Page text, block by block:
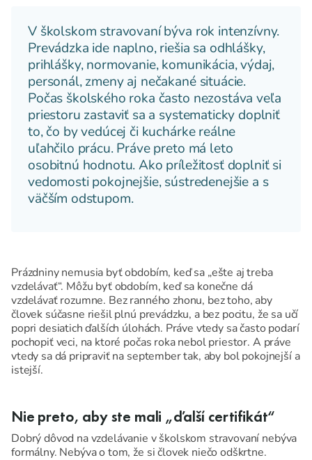
V školskom stravovaní býva rok intenzívny.
Prevádzka ide naplno, riešia sa odhlášky,
prihlášky, normovanie, komunikácia, výdaj,
personál, zmeny aj nečakané situácie.
Počas školského roka často nezostáva veľa
priestoru zastaviť sa a systematicky doplniť
to, čo by vedúcej či kuchárke reálne
uľahčilo prácu. Práve preto má leto
osobitnú hodnotu. Ako príležitosť doplniť si
vedomosti pokojnejšie, sústredenejšie a s
väčším odstupom.
Prázdniny nemusia byť obdobím, keď sa „ešte aj treba
vzdelávať“. Môžu byť obdobím, keď sa konečne dá
vzdelávať rozumne. Bez ranného zhonu, bez toho, aby
človek súčasne riešil plnú prevádzku, a bez pocitu, že sa učí
popri desiatich ďalších úlohách. Práve vtedy sa často podarí
pochopiť veci, na ktoré počas roka nebol priestor. A práve
vtedy sa dá pripraviť na september tak, aby bol pokojnejší a
istejší.
Nie preto, aby ste mali „ďalší certifikát“
Dobrý dôvod na vzdelávanie v školskom stravovaní nebýva
formálny. Nebýva o tom, že si človek niečo odškrtne.